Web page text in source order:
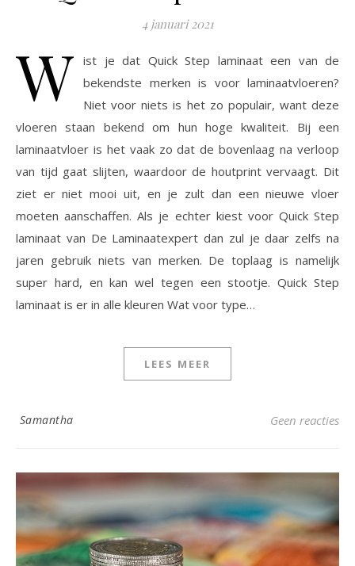
4 januari 2021
W ist je dat Quick Step laminaat een van de
bekendste merken is voor laminaatvloeren?
Niet voor niets is het zo populair, want deze
vloeren staan bekend om hun hoge kwaliteit. Bij een
laminaatvloer is het vaak zo dat de bovenlaag na verloop
van tijd gaat slijten, waardoor de houtprint vervaagt. Dit
ziet er niet mooi uit, en je zult dan een nieuwe vloer
moeten aanschaffen. Als je echter kiest voor Quick Step
laminaat van De Laminaatexpert dan zul je daar zelfs na
jaren gebruik niets van merken. De toplaag is namelijk
super hard, en kan wel tegen een stootje. Quick Step
laminaat is er in alle kleuren Wat voor type…
LEES MEER
Samantha Geen reacties